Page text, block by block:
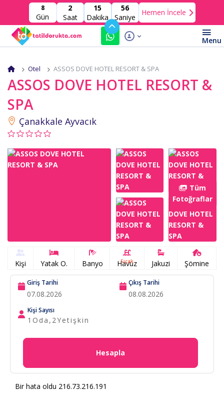
8
Gün
2
Saat
15
Dakika
56
Saniye
Hemen İncele
Otel ASSOS DOVE HOTEL RESORT & SPA
ASSOS DOVE HOTEL RESORT &
SPA
Çanakkale Ayvacık
Tüm
Fotoğraflar
Kişi Yatak O. Banyo Sıcak
Havuz Jakuzi Şömine
Giriş Tarihi Çıkış Tarihi
Kişi Sayısı
1 Oda, 2Yetişkin
Hesapla
Bir hata oldu 216.73.216.191